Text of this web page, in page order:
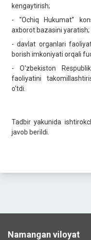
kengaytirish;
- “Ochiq Hukumat”
axborot bazasini yaratish;
- davlat organlari
borish imkoniyati orqali
- O‘zbekiston
faoliyatini
o‘tdi.
Tadbir yakunida
javob berildi.
Namangan viloyat